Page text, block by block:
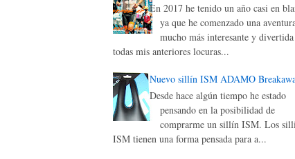
En 2017 he tenido un año casi en
ya que he comenzado una
mucho más interesante y
todas mis anteriores locuras...
Nuevo sillín ISM ADAMO
Desde hace algún tiempo he estado
pensando en la posibilidad de
comprarme un sillín ISM. Los
ISM tienen una forma pensada para a...